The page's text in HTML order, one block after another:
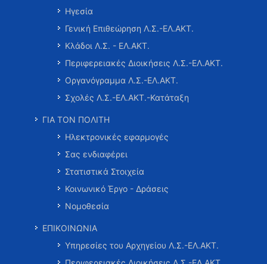
Ηγεσία
Γενική Επιθεώρηση Λ.Σ.-ΕΛ.ΑΚΤ.
Κλάδοι Λ.Σ. - ΕΛ.ΑΚΤ.
Περιφερειακές Διοικήσεις Λ.Σ.-ΕΛ.ΑΚΤ.
Οργανόγραμμα Λ.Σ.-ΕΛ.ΑΚΤ.
Σχολές Λ.Σ.-ΕΛ.ΑΚΤ.-Κατάταξη
ΓΙΑ ΤΟΝ ΠΟΛΙΤΗ
Ηλεκτρονικές εφαρμογές
Σας ενδιαφέρει
Στατιστικά Στοιχεία
Κοινωνικό Έργο - Δράσεις
Νομοθεσία
ΕΠΙΚΟΙΝΩΝΙΑ
Υπηρεσίες του Αρχηγείου Λ.Σ.-ΕΛ.ΑΚΤ.